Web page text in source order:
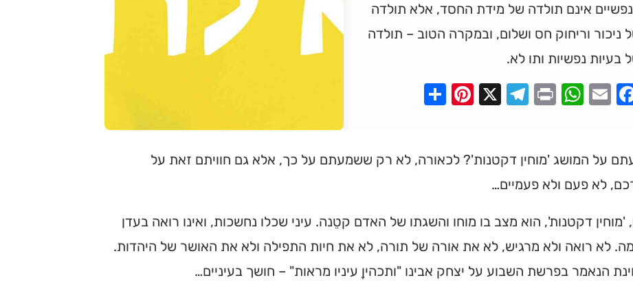
אינם תולדה של מידת החסד, אלא תולדה
ניכור וריחוק חס ושלום, ובמקרה הטוב – תולדה
בעיות נפשיות ותו לא.
Facebook
Email
WhatsApp
Print
Telegram
X
Pinterest
על המושג 'מוחין דקטנות'? לכאורה, לא רק ששמעתם על כך, אלא גם חוויתם זאת על
לא פעם ולא פעמיים…
'מוחין דקטנות', הוא מצב בו מוחו והשגתו של האדם קטֵנה. עיני שכלו נחשכות, ואינו רואה בעדן
לא רואה ולא מרגיש, לא את אורה של תורה, לא את חיות התפילה ולא את האושר של היהדות.
הנאמר בפרשת השבוע על יצחק אבינו "ותכהיןָ עיניו מראות" – חושך בעיניים…